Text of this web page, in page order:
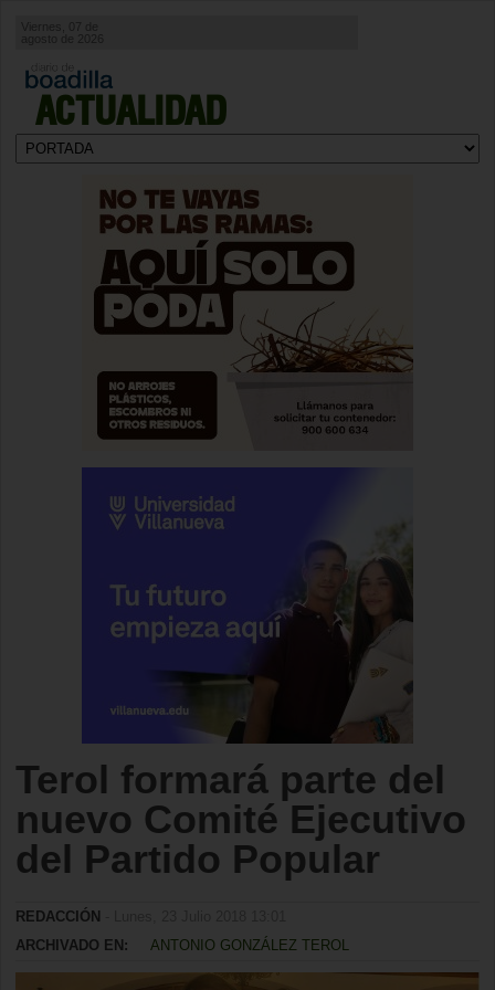
ACTUALIDAD
agosto de 2026
Terol formará parte del
nuevo Comité Ejecutivo
del Partido Popular
REDACCIÓN
ARCHIVADO EN:
ANTONIO GONZÁLEZ TEROL